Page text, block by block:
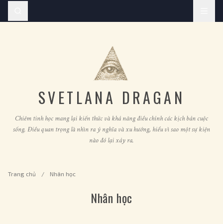
SVETLANA DRAGAN
Chiêm tinh học mang lại kiến thức và khả năng điều chỉnh các kịch bản cuộc
sống. Điều quan trọng là nhìn ra ý nghĩa và xu hướng, hiểu vì sao một sự kiện
nào đó lại xảy ra.
Trang chủ / Nhân học
Nhân học